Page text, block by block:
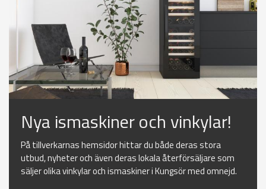
Nya ismaskiner och vinkylar!
På tillverkarnas hemsidor hittar du både deras stora
utbud, nyheter och även deras lokala återförsäljare som
säljer olika vinkylar och ismaskiner i Kungsör med omnejd.